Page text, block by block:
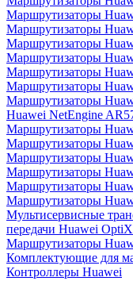
Маршрутизаторы
Маршрутизаторы
Маршрутизаторы
Маршрутизаторы
Маршрутизаторы
Маршрутизаторы
Маршрутизаторы
Huawei NetEngine
Маршрутизаторы
Маршрутизаторы
Маршрутизаторы
Маршрутизаторы
Маршрутизаторы
Маршрутизаторы
Мультисервисные
передачи Huawei OptiX
Маршрутизаторы
Комплектующие для
Контроллеры Huawei